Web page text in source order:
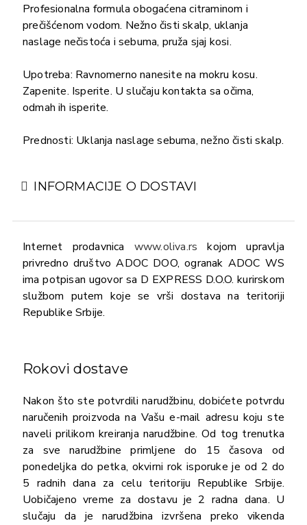
Profesionalna formula obogaćena citraminom i
prečišćenom vodom. Nežno čisti skalp, uklanja
naslage nečistoća i sebuma, pruža sjaj kosi.
Upotreba: Ravnomerno nanesite na mokru kosu.
Zapenite. Isperite. U slučaju kontakta sa očima,
odmah ih isperite.
Prednosti: Uklanja naslage sebuma, nežno čisti skalp.
INFORMACIJE O DOSTAVI
Internet prodavnica www.oliva.rs kojom upravlja
privredno društvo ADOC DOO, ogranak ADOC WS
ima potpisan ugovor sa D EXPRESS D.O.O. kurirskom
službom putem koje se vrši dostava na teritoriji
Republike Srbije.
Rokovi dostave
Nakon što ste potvrdili narudžbinu, dobićete potvrdu
naručenih proizvoda na Vašu e-mail adresu koju ste
naveli prilikom kreiranja narudžbine. Od tog trenutka
za sve narudžbine primljene do 15 časova od
ponedeljka do petka, okvirni rok isporuke je od 2 do
5 radnih dana za celu teritoriju Republike Srbije.
Uobičajeno vreme za dostavu je 2 radna dana. U
slučaju da je narudžbina izvršena preko vikenda